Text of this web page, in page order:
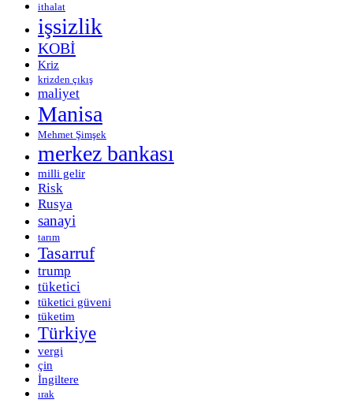
ithalat
işsizlik
KOBİ
Kriz
krizden çıkış
maliyet
Manisa
Mehmet Şimşek
merkez bankası
milli gelir
Risk
Rusya
sanayi
tarım
Tasarruf
trump
tüketici
tüketici güveni
tüketim
Türkiye
vergi
çin
İngiltere
ırak